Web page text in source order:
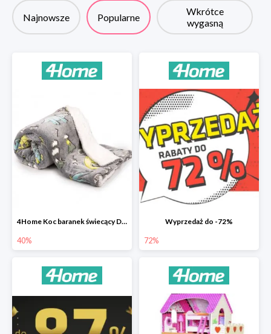
Najnowsze Popularne
Wkrótce
wygasną
4Home Koc baranek świecący Dino
40%
Wyprzedaż do -72%
72%